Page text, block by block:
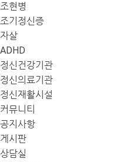
조현병
조기정신증
자살
ADHD
정신건강기관
정신의료기관
정신재활시설
커뮤니티
공지사항
게시판
상담실